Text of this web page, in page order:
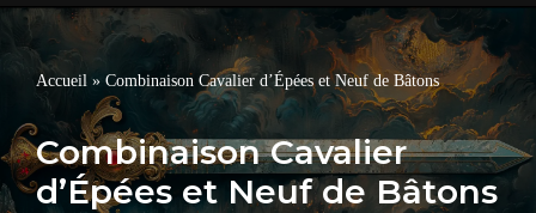
Accueil » Combinaison Cavalier d’Épées et Neuf de Bâtons
Combinaison Cavalier
d’Épées et Neuf de Bâtons